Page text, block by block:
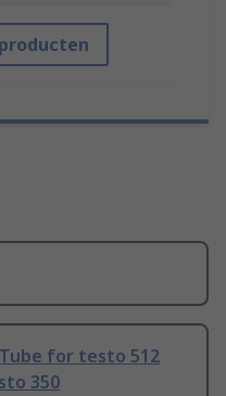
for testo 512
350